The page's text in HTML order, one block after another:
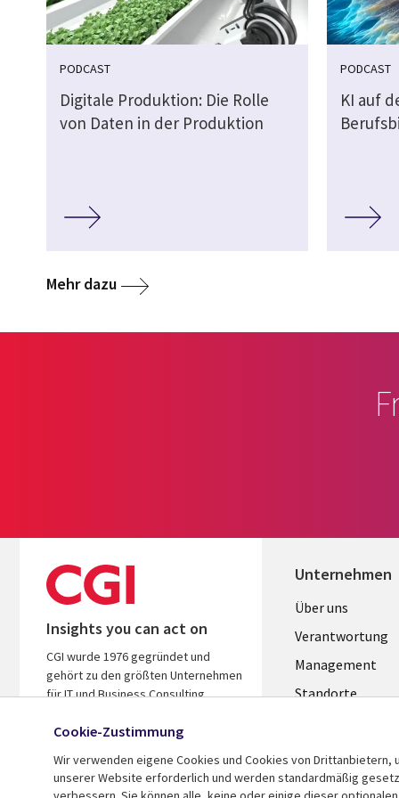
PODCAST
Digitale Produktion: Die Rolle
von Daten in der Produktion
PODCAST
KI auf
Mehr dazu
Insights you can act on
CGI wurde 1976 gegründet und
gehört zu den größten Unternehmen
für IT und Business Consulting
handeln ergebnisorientiert und
Unternehmen
Useful
links
GERMANY
Über uns
Verantwortung
Management
Standorte
Cookie-Zustimmung
Wir verwenden eigene Cookies und Cookies von
unserer Website erforderlich und werden standardmäßig